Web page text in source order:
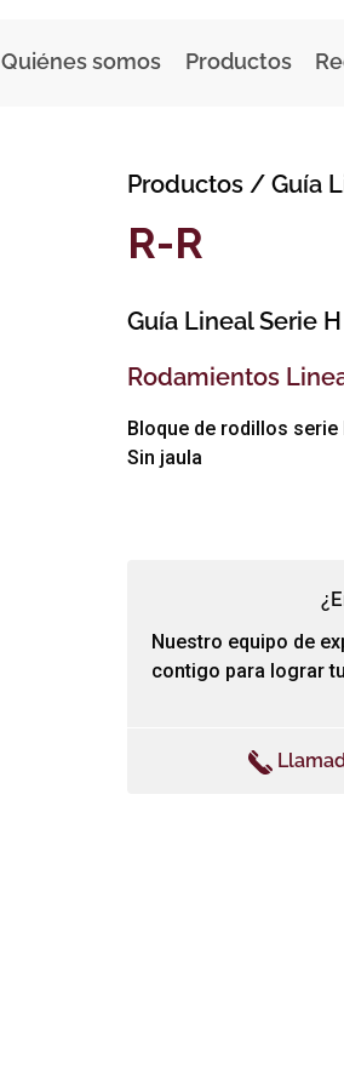
Quiénes somos Productos
Productos / Guía
R-R
Guía Lineal Serie H
Rodamientos
Bloque de rodillos serie
Sin jaula
Nuestro equipo de
contigo para lograr